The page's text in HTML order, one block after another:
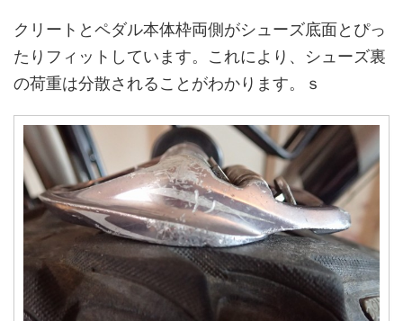
クリートとペダル本体枠両側がシューズ底面とぴっ
たりフィットしています。これにより、シューズ裏
の荷重は分散されることがわかります。ｓ